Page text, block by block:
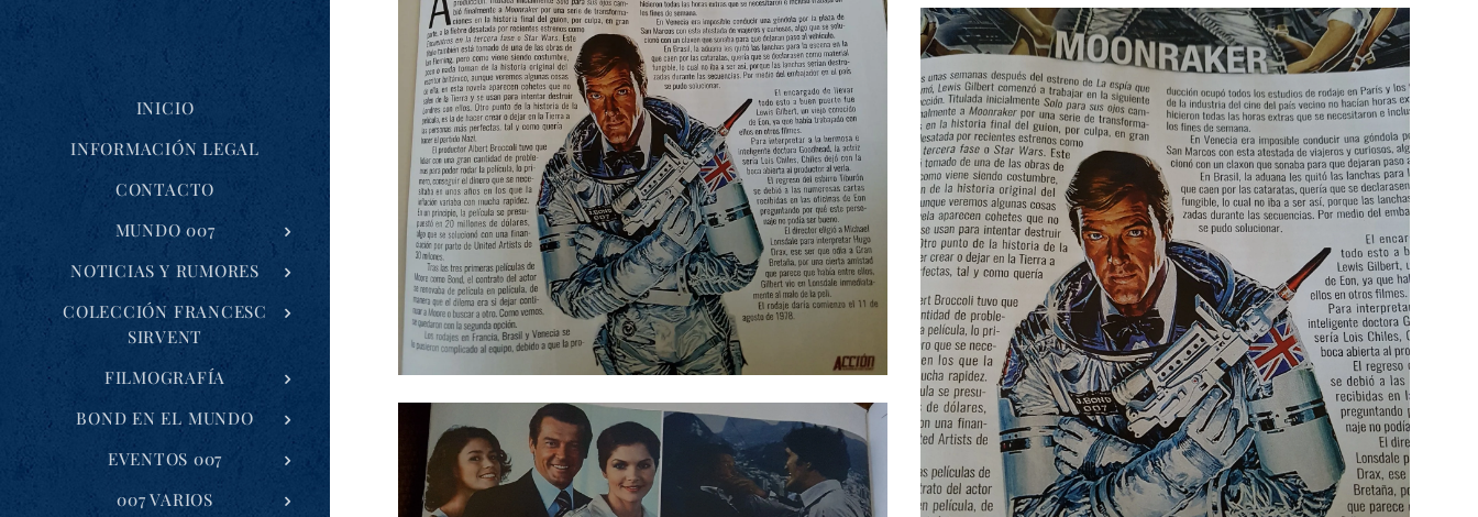
INICIO
INFORMACIÓN LEGAL
CONTACTO
MUNDO 007
NOTICIAS Y RUMORES
COLECCIÓN FRANCESC
SIRVENT
FILMOGRAFÍA
BOND EN EL MUNDO
EVENTOS 007
007 VARIOS